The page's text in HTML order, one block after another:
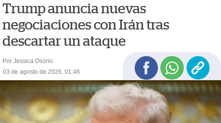
Trump anuncia nuevas
negociaciones con Irán tras
descartar un ataque
Por Jessica Osorio
03 de agosto de 2026, 01:46